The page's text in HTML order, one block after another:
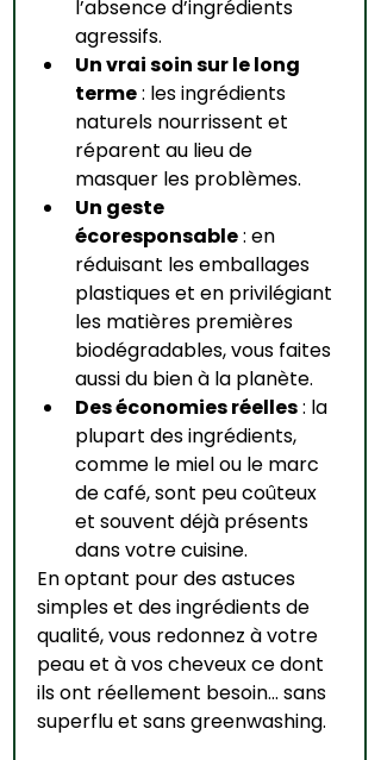
l’absence d’ingrédients
agressifs.
Un vrai soin sur le long
terme : les ingrédients
naturels nourrissent et
réparent au lieu de
masquer les problèmes.
Un geste
écoresponsable : en
réduisant les emballages
plastiques et en privilégiant
les matières premières
biodégradables, vous faites
aussi du bien à la planète.
Des économies réelles : la
plupart des ingrédients,
comme le miel ou le marc
de café, sont peu coûteux
et souvent déjà présents
dans votre cuisine.
En optant pour des astuces
simples et des ingrédients de
qualité, vous redonnez à votre
peau et à vos cheveux ce dont
ils ont réellement besoin… sans
superflu et sans greenwashing.